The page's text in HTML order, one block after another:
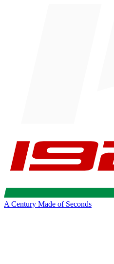
A Century Made of Seconds